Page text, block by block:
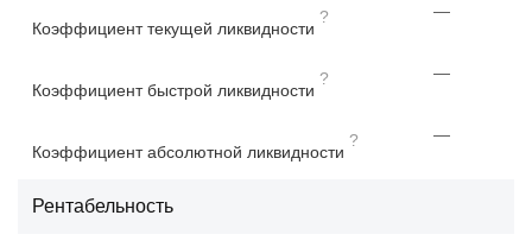
Коэффициент текущей ликвидности
? —
Коэффициент быстрой ликвидности
? —
Коэффициент абсолютной ликвидности
? —
Рентабельность